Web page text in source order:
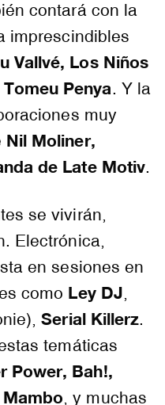
contará con la
imprescindibles
Vallvé, Los Niños
Penya. Y la
muy
Nil Moliner,
de Late Motiv.
se vivirán,
Electrónica,
en sesiones en
como Ley DJ,
Serial Killerz.
temáticas
Power, Bah!,
, y muchas